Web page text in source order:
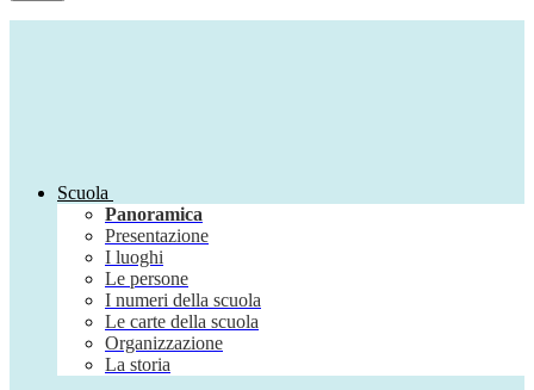
Scuola
Panoramica
Presentazione
I luoghi
Le persone
I numeri della scuola
Le carte della scuola
Organizzazione
La storia